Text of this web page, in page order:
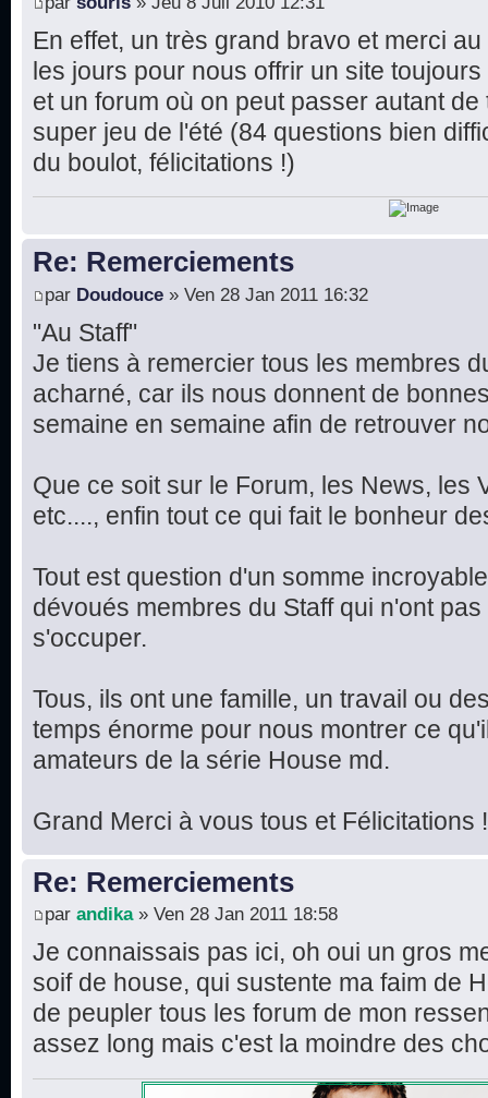
En effet, un très grand bravo et merci
les jours pour nous offrir un site
et un forum où on peut passer autant
super jeu de l'été (84 questions bien
du boulot, félicitations !)
Re: Remerciements
par Doudouce » Ven 28 Jan 2011 16:32
"Au Staff"
Je tiens à remercier tous les membres
acharné, car ils nous donnent de
semaine en semaine afin de retrouver
Que ce soit sur le Forum, les News, les
etc...., enfin tout ce qui fait le bonheur
Tout est question d'un somme
dévoués membres du Staff qui n'ont
s'occuper.
Tous, ils ont une famille, un travail ou
temps énorme pour nous montrer ce
amateurs de la série House md.
Grand Merci à vous tous et Félicitations
Re: Remerciements
par andika» Ven 28 Jan 2011 18:58
Je connaissais pas ici, oh oui un gros
soif de house, qui sustente ma faim de
de peupler tous les forum de mon
assez long mais c'est la moindre des